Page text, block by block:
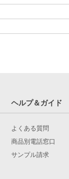
ヘルプ＆ガイド
よくある質問
商品別電話窓口
サンプル請求